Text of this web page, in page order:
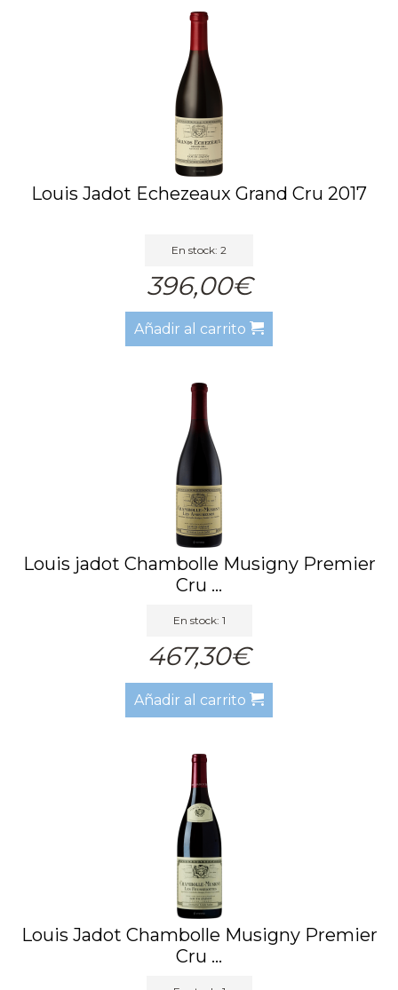
Louis Jadot Echezeaux Grand Cru 2017
En stock: 2
396,00€
Añadir al carrito
Louis jadot Chambolle Musigny Premier
Cru ...
En stock: 1
467,30€
Añadir al carrito
Louis Jadot Chambolle Musigny Premier
Cru ...